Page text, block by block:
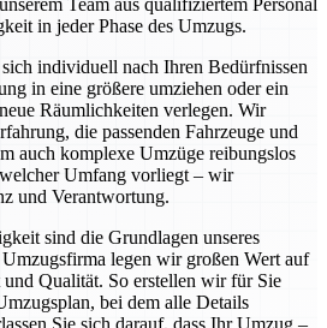
Team aus qualifiziertem Personal
in jeder Phase des Umzugs.
individuell nach Ihren Bedürfnissen
in eine größere umziehen oder ein
Räumlichkeiten verlegen. Wir
die passenden Fahrzeuge und
auch komplexe Umzüge reibungslos
Umfang vorliegt – wir
und Verantwortung.
sind die Grundlagen unseres
legen wir großen Wert auf
Qualität. So erstellen wir für Sie
bei dem alle Details